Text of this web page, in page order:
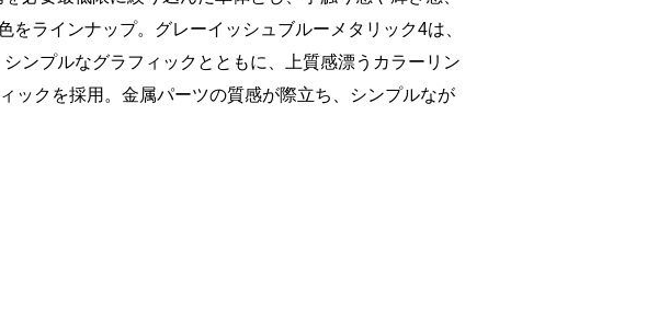
ラインナップ。グレーイッシュブルーメタリック4は、
ンプルなグラフィックとともに、上質感漂うカラーリン
ックを採用。金属パーツの質感が際立ち、シンプルなが